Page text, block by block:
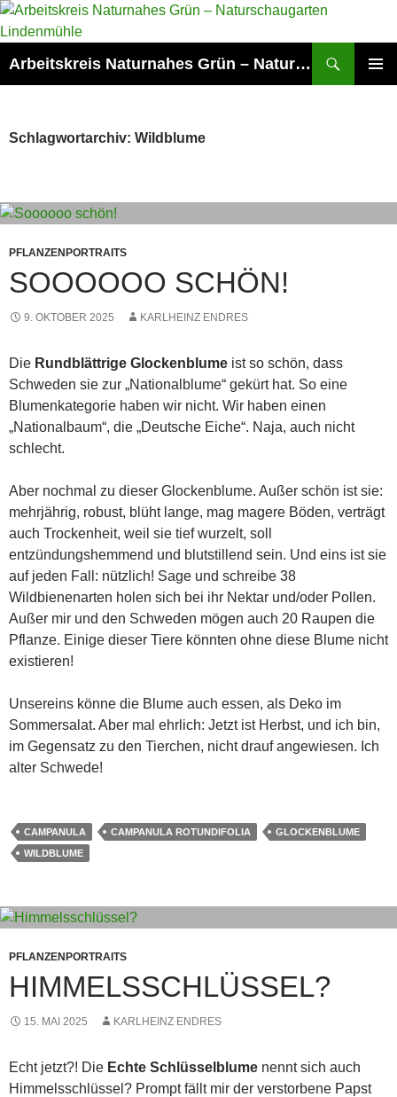
Zum
Inhalt
Arbeitskreis Naturnahes Grün – Naturschaugarten Lindenmühle
Schlagwortarchiv: Wildblume
PFLANZENPORTRAITS
SOOOOOO SCHÖN!
9. OKTOBER 2025 KARLHEINZ ENDRES
Die Rundblättrige Glockenblume ist so schön, dass
Schweden sie zur „Nationalblume“ gekürt hat. So eine
Blumenkategorie haben wir nicht. Wir haben einen
„Nationalbaum“, die „Deutsche Eiche“. Naja, auch nicht
schlecht.
Aber nochmal zu dieser Glockenblume. Außer schön ist sie:
mehrjährig, robust, blüht lange, mag magere Böden, verträgt
auch Trockenheit, weil sie tief wurzelt, soll
entzündungshemmend und blutstillend sein. Und eins ist sie
auf jeden Fall: nützlich! Sage und schreibe 38
Wildbienenarten holen sich bei ihr Nektar und/oder Pollen.
Außer mir und den Schweden mögen auch 20 Raupen die
Pflanze. Einige dieser Tiere könnten ohne diese Blume nicht
existieren!
Unsereins könne die Blume auch essen, als Deko im
Sommersalat. Aber mal ehrlich: Jetzt ist Herbst, und ich bin,
im Gegensatz zu den Tierchen, nicht drauf angewiesen. Ich
alter Schwede!
CAMPANULA CAMPANULA ROTUNDIFOLIA
GLOCKENBLUME
WILDBLUME
PFLANZENPORTRAITS
HIMMELSSCHLÜSSEL?
15. MAI 2025 KARLHEINZ ENDRES
Echt jetzt?! Die Echte Schlüsselblume nennt sich auch
Himmelsschlüssel? Prompt fällt mir der verstorbene Papst